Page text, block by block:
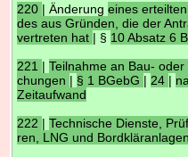
220 | Änderungeines
des aus Gründen, die der
vertreten hat | § 10 Absatz 6
221 |Teilnahme an Bau-
chungen | § 1 BGebG | 24 |
Zeitaufwand
222 |Technische Dienste,
ren, LNG und